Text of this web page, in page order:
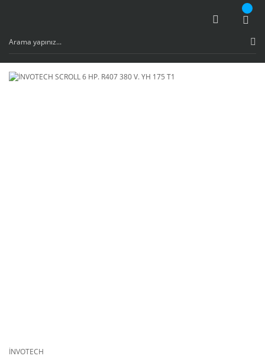
İNVOTECH